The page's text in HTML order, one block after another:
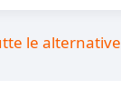
le alternative